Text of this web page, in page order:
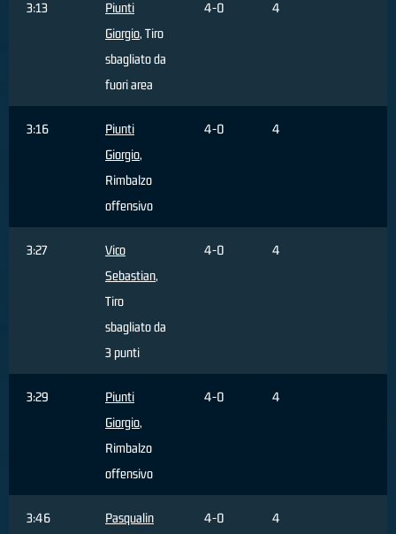
3:13
Piunti
Giorgio, Tiro
sbagliato da
fuori area
4-0 4
3:16
Piunti
Giorgio,
Rimbalzo
offensivo
4-0 4
3:27
Vico
Sebastian,
Tiro
sbagliato da
3 punti
4-0 4
3:29
Piunti
Giorgio,
Rimbalzo
offensivo
4-0 4
3:46
Pasqualin
4-0 4